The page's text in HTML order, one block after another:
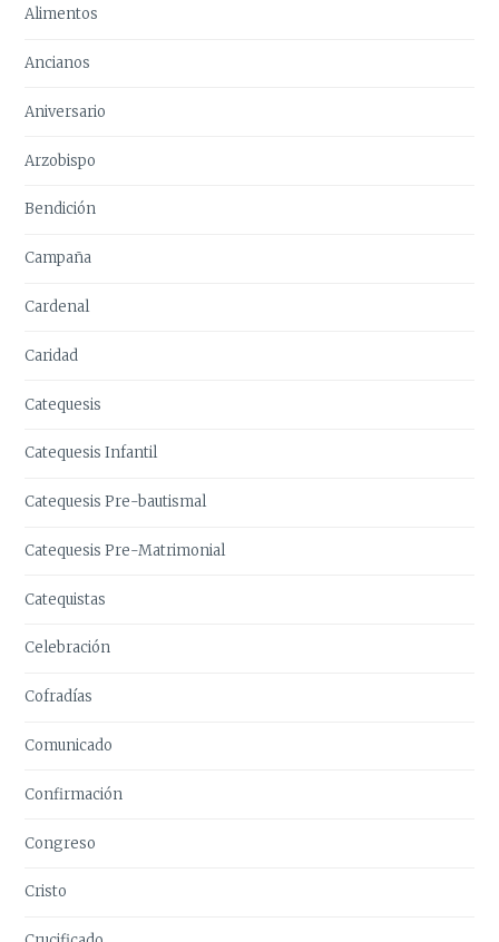
Alimentos
Ancianos
Aniversario
Arzobispo
Bendición
Campaña
Cardenal
Caridad
Catequesis
Catequesis Infantil
Catequesis Pre-bautismal
Catequesis Pre-Matrimonial
Catequistas
Celebración
Cofradías
Comunicado
Confirmación
Congreso
Cristo